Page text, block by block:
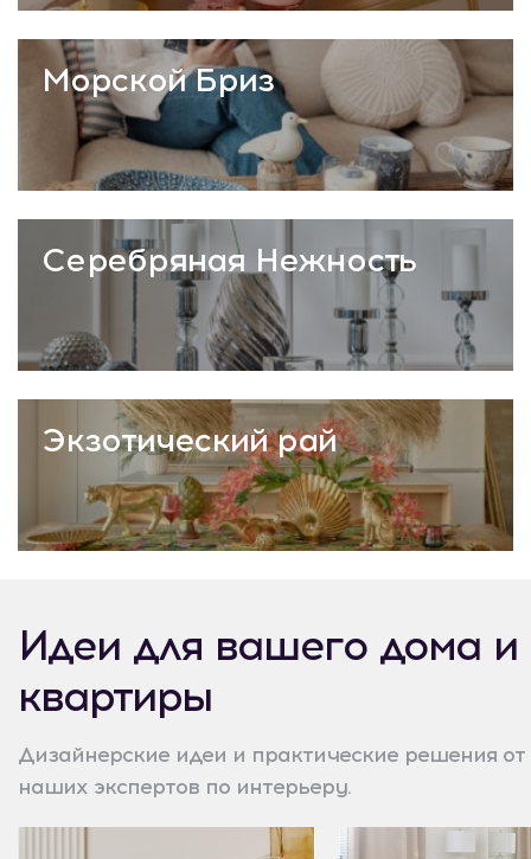
Морской Бриз
Серебряная Нежность
Экзотический рай
Идеи для вашего дома и
квартиры
Дизайнерские идеи и практические решения от
наших экспертов по интерьеру.